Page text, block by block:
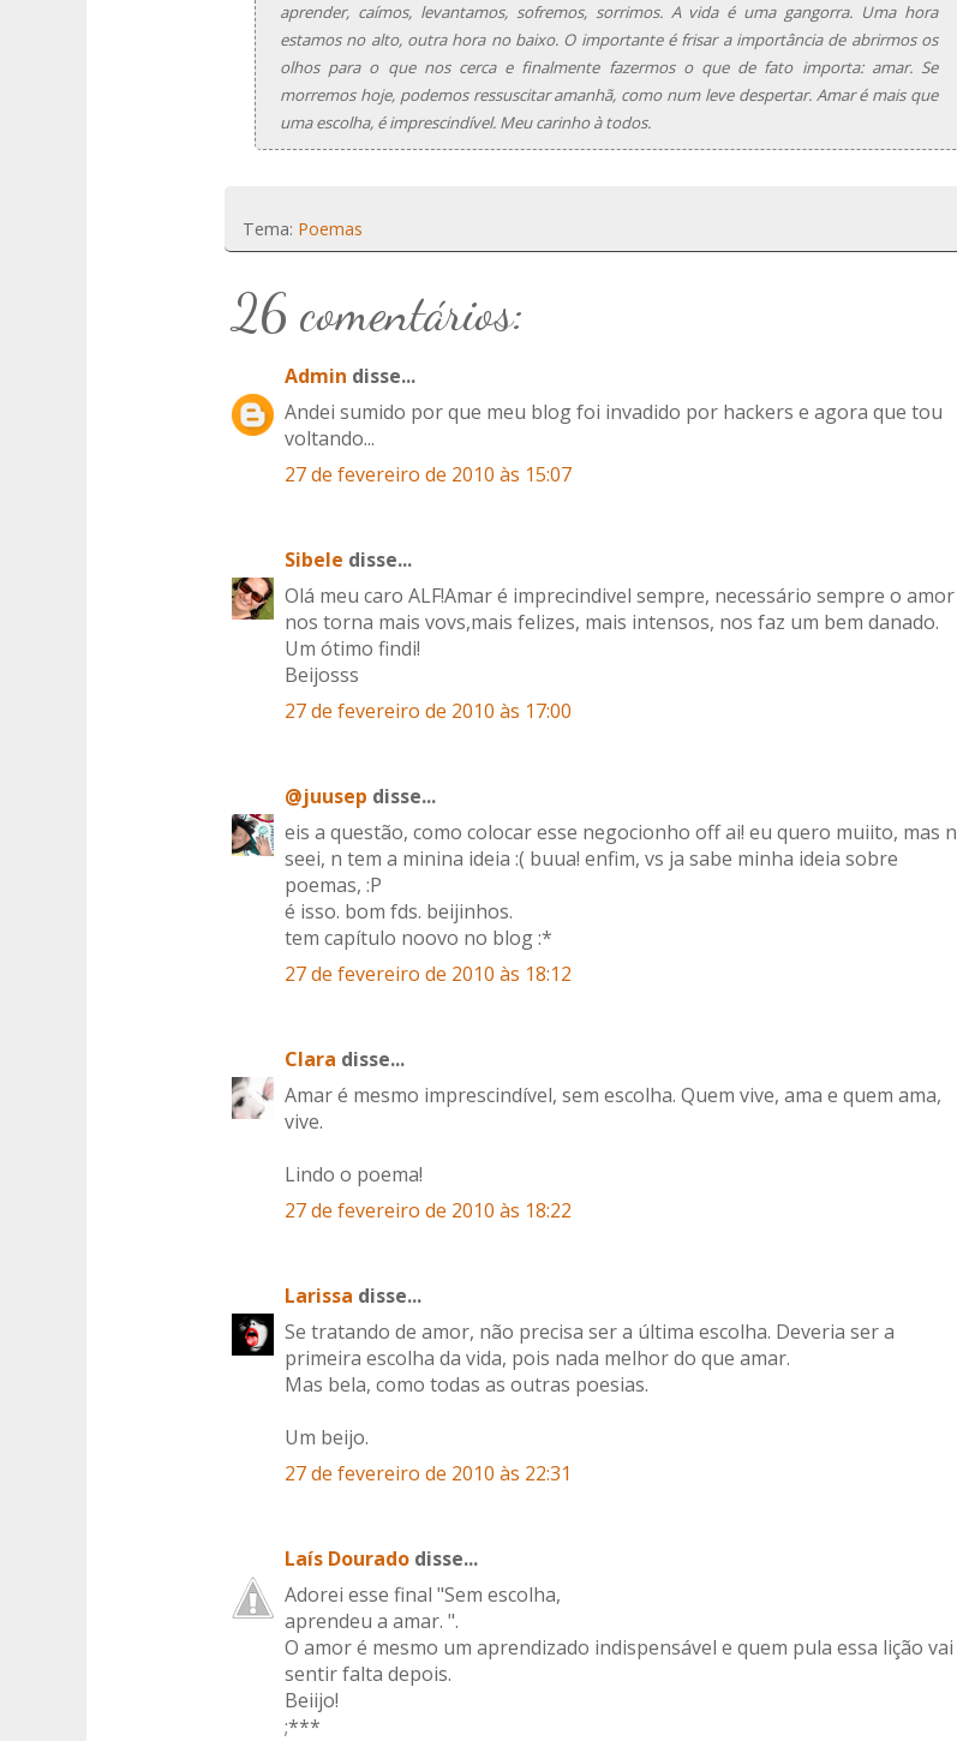
aprender, caímos, levantamos, sofremos, sorrimos. A vida é uma gangorra. Uma hora
estamos no alto, outra hora no baixo. O importante é frisar a importância de abrirmos os
olhos para o que nos cerca e finalmente fazermos o que de fato importa: amar. Se
morremos hoje, podemos ressuscitar amanhã, como num leve despertar. Amar é mais que
uma escolha, é imprescindível. Meu carinho à todos.
Tema: Poemas
26 comentários:
Admin disse...
Andei sumido por que meu blog foi invadido por hackers e agora que tou
voltando...
27 de fevereiro de 2010 às 15:07
Sibele disse...
Olá meu caro ALF!Amar é imprecindivel sempre, necessário sempre o amor
nos torna mais vovs,mais felizes, mais intensos, nos faz um bem danado.
Um ótimo findi!
Beijosss
27 de fevereiro de 2010 às 17:00
@juusep disse...
eis a questão, como colocar esse negocionho off ai! eu quero muiito, mas n
seei, n tem a minina ideia :( buua! enfim, vs ja sabe minha ideia sobre
poemas, :P
é isso. bom fds. beijinhos.
tem capítulo noovo no blog :*
27 de fevereiro de 2010 às 18:12
Clara disse...
Amar é mesmo imprescindível, sem escolha. Quem vive, ama e quem ama,
vive.
Lindo o poema!
27 de fevereiro de 2010 às 18:22
Larissa disse...
Se tratando de amor, não precisa ser a última escolha. Deveria ser a
primeira escolha da vida, pois nada melhor do que amar.
Mas bela, como todas as outras poesias.
Um beijo.
27 de fevereiro de 2010 às 22:31
Laís Dourado disse...
Adorei esse final "Sem escolha,
aprendeu a amar. ".
O amor é mesmo um aprendizado indispensável e quem pula essa lição vai
sentir falta depois.
Beiijo!
;***